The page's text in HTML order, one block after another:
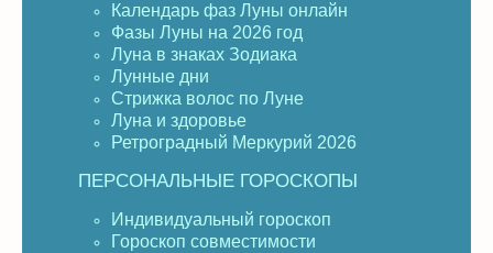
Календарь фаз Луны онлайн
Фазы Луны на 2026 год
Луна в знаках Зодиака
Лунные дни
Стрижка волос по Луне
Луна и здоровье
Ретроградный Меркурий 2026
ПЕРСОНАЛЬНЫЕ ГОРОСКОПЫ
Индивидуальный гороскоп
Гороскоп совместимости